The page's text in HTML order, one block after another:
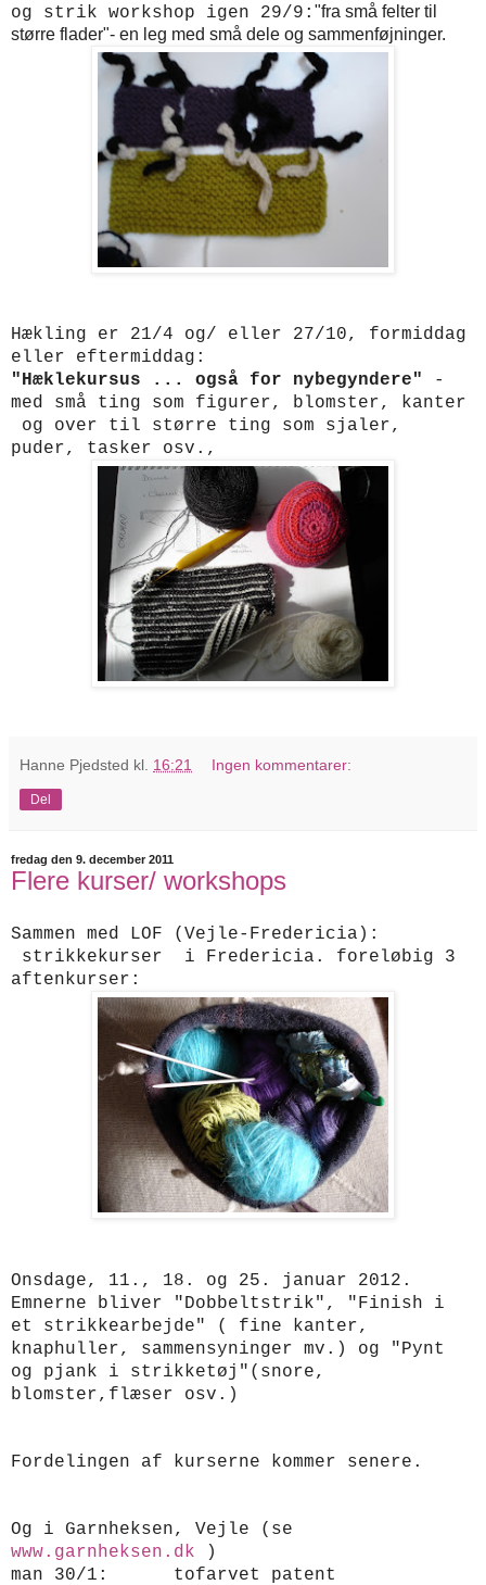
og strik workshop igen 29/9: "fra små felter til
større flader"- en leg med små dele og sammenføjninger.
Hækling er 21/4 og/ eller 27/10, formiddag
eller eftermiddag :
"Hæklekursus ... også for nybegyndere"
-
med små ting som figurer, blomster, kanter
og over til større ting som sjaler,
puder, tasker osv.,
Hanne Pjedsted kl. 16:21 Ingen kommentarer:
Del
fredag den 9. december 2011
Flere kurser/ workshops
Sammen med LOF (Vejle-Fredericia):
strikkekurser i Fredericia. foreløbig 3
aftenkurser:
Onsdage, 11., 18. og 25. januar 2012.
Emnerne bliver "Dobbeltstrik", "Finish i
et strikkearbejde" ( fine kanter,
knaphuller, sammensyninger mv.) og "Pynt
og pjank i strikketøj"(snore,
blomster,flæser osv.)
Fordelingen af kurserne kommer senere.
Og i Garnheksen, Vejle (se
www.garnheksen.dk )
man 30/1: tofarvet patent